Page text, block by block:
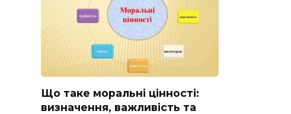
Що таке моральні цінності:
визначення, важливість та